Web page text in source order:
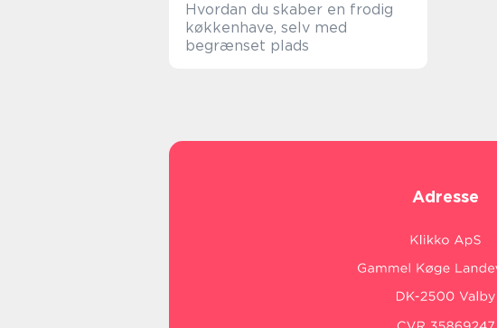
Hvordan du skaber en frodig
køkkenhave, selv med
begrænset plads
Adresse